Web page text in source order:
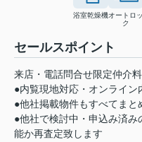
浴室乾燥機オートロッ
ク
セールスポイント
来店・電話問合せ限定仲介
●内覧現地対応・オンライン
●他社掲載物件もすべてまと
●他社で検討中・申込み済
能か再査定致します